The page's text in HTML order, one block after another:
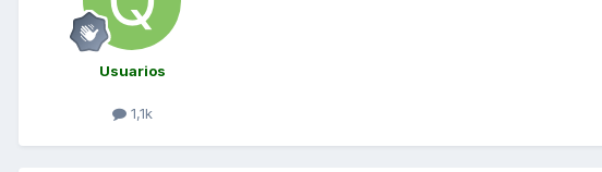
Usuarios
1,1k